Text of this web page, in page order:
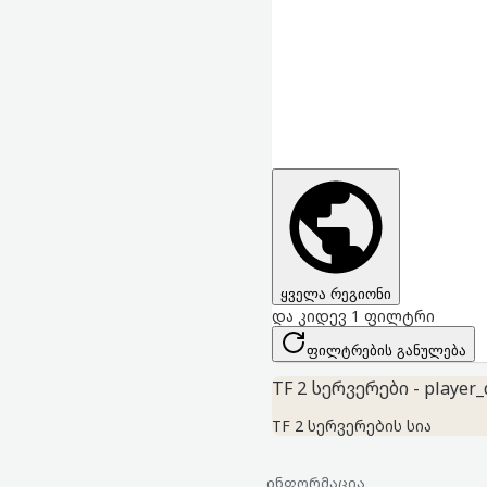
ყველა რეგიონი
და კიდევ 1 ფილტრი
ფილტრების განულება
TF 2 სერვერები -
TF 2 სერვერების სია
ინფორმაცია